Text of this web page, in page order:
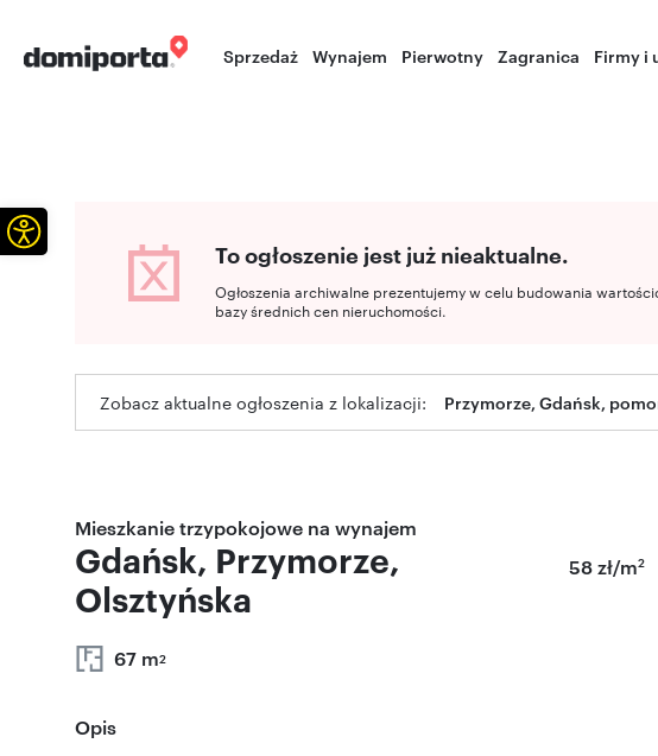
Sprzedaż Wynajem Pierwotny Zagranica Firmy i
To ogłoszenie jest już nieaktualne.
Ogłoszenia archiwalne prezentujemy w celu budowania
bazy średnich cen nieruchomości.
Zobacz aktualne ogłoszenia z lokalizacji: Przymorze, Gdańsk,
Mieszkanie trzypokojowe na wynajem
Gdańsk, Przymorze,
Olsztyńska
67 m2
58 zł/m2
Opis
Otwórz pasek narzędzi